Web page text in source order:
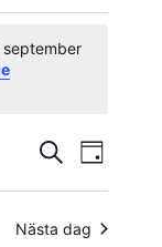
Search
and
SÖK DAG
Nästa dag